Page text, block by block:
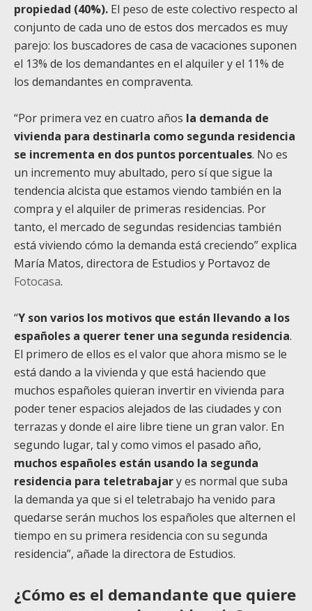
propiedad (40%). El peso de este colectivo respecto al
conjunto de cada uno de estos dos mercados es muy
parejo: los buscadores de casa de vacaciones suponen
el 13% de los demandantes en el alquiler y el 11% de
los demandantes en compraventa.
“Por primera vez en cuatro años la demanda de
vivienda para destinarla como segunda residencia
se incrementa en dos puntos porcentuales. No es
un incremento muy abultado, pero sí que sigue la
tendencia alcista que estamos viendo también en la
compra y el alquiler de primeras residencias. Por
tanto, el mercado de segundas residencias también
está viviendo cómo la demanda está creciendo” explica
María Matos, directora de Estudios y Portavoz de
Fotocasa.
“Y son varios los motivos que están llevando a los
españoles a querer tener una segunda residencia.
El primero de ellos es el valor que ahora mismo se le
está dando a la vivienda y que está haciendo que
muchos españoles quieran invertir en vivienda para
poder tener espacios alejados de las ciudades y con
terrazas y donde el aire libre tiene un gran valor. En
segundo lugar, tal y como vimos el pasado año,
muchos españoles están usando la segunda
residencia para teletrabajary es normal que suba
la demanda ya que si el teletrabajo ha venido para
quedarse serán muchos los españoles que alternen el
tiempo en su primera residencia con su segunda
residencia”, añade la directora de Estudios.
¿Cómo es el demandante que quiere